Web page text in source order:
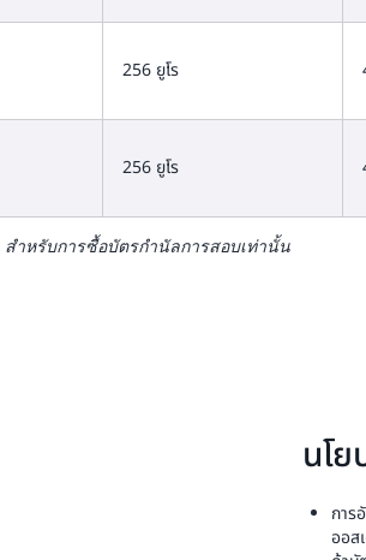
256 ยูโร
256 ยูโร
สำหรับการซื้อบัตรกำนัลการสอบเท่านั้น
นโ
การ
ออส